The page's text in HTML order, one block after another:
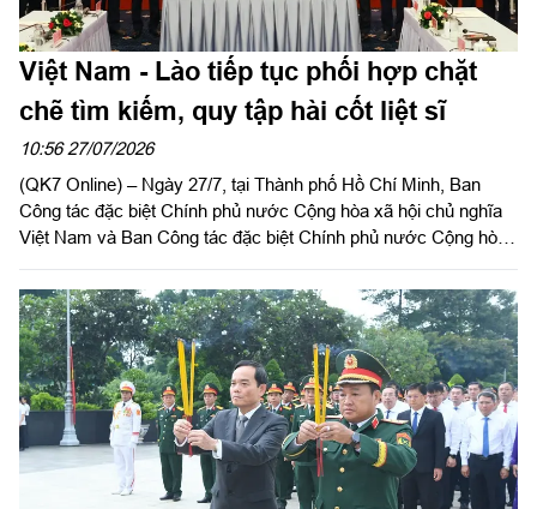
Việt Nam - Lào tiếp tục phối hợp chặt
chẽ tìm kiếm, quy tập hài cốt liệt sĩ
10:56 27/07/2026
(QK7 Online) – Ngày 27/7, tại Thành phố Hồ Chí Minh, Ban
Công tác đặc biệt Chính phủ n­ước Cộng hòa xã hội chủ nghĩa
Việt Nam và Ban Công tác đặc biệt Chính phủ nước Cộng hòa
kiếm, quy tập, hồi hương hài cốt liệt sĩ (HCLS) quân tình
nguyện và chuyên gia Việt Nam hy sinh tại Lào trong các thời
kỳ chiến tranh, mùa khô 2026 - 2027.